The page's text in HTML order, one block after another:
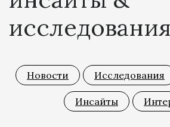
Новости Исследования
Инсайты